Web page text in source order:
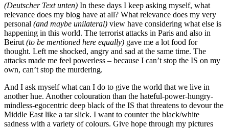
(Deutscher Text unten) In these days I keep asking myself, what
relevance does my blog have at all? What relevance does my very
personal (and maybe unilateral) view have considering what else is
happening in this world. The terrorist attacks in Paris and also in
Beirut (to be mentioned here equally) gave me a lot food for
thought. Left me shocked, angry and sad at the same time. The
attacks made me feel powerless – because I can’t stop the IS on my
own, can’t stop the murdering.
And I ask myself what can I do to give the world that we live in
another hue. Another colouration than the hateful-power-hungry-
mindless-egocentric deep black of the IS that threatens to devour the
Middle East like a tar slick. I want to counter the black/white
sadness with a variety of colours. Give hope through my pictures